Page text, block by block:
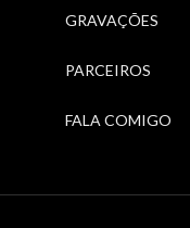
GRAVAÇÕES
PARCEIROS
FALA COMIGO